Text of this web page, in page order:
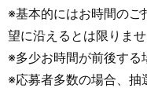
※基本的にはお時間の
望に沿えるとは限りま
※多少お時間が前後する
※応募者多数の場合、抽